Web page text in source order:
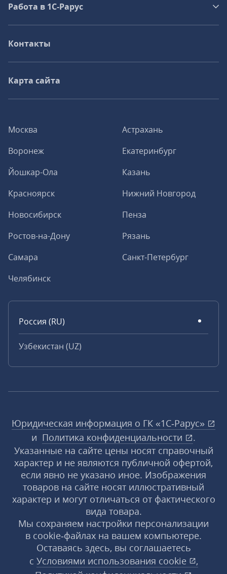
Москва
Астрахань
Воронеж
Екатеринбург
Йошкар-Ола
Казань
Красноярск
Нижний Новгород
Новосибирск
Пенза
Ростов-на-Дону
Рязань
Самара
Санкт-Петербург
Челябинск
Россия (RU)
Узбекистан (UZ)
Работа в 1С‑Рарус
Контакты
Карта сайта
Юридическая информация о ГК «1С‑Рарус»
и Политика конфиденциальности
.
Указанные на сайте цены носят справочный
характер и не являются публичной офертой,
если явно не указано иное. Изображения
товаров на сайте носят иллюстративный
характер и могут отличаться от фактического
вида товара.
Мы сохраняем настройки персонализации
в cookie‑файлах на вашем компьютере.
Оставаясь здесь, вы соглашаетесь
с Условиями использования cookie
,